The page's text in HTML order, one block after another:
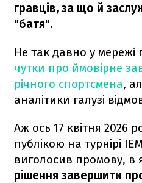
гравців, за що й
"батя".
Не так давно у мережі
чутки про ймовірне
річного спортсмена,
аналітики галузі
Аж ось 17 квітня 2026
публікою на турнірі
виголосив промову, в
рішення завершити